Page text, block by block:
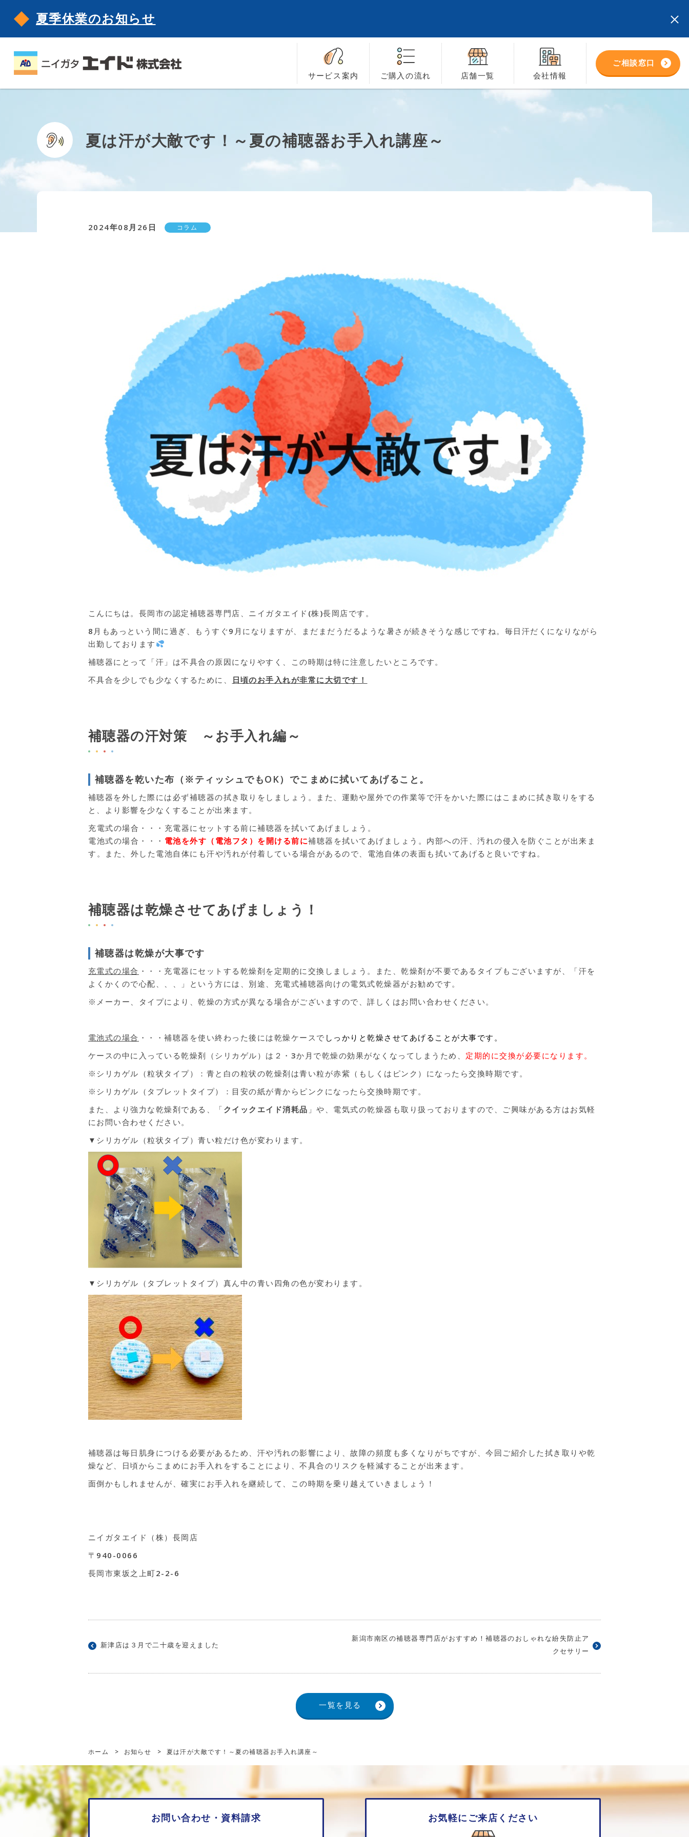
夏季休業のお知らせ
サービス 案内 ご購入の流れ 店舗一覧 会社情報
ご相談窓口
夏は汗が大敵です！～夏の補聴器お手入れ講座～
2024年08月26日 コラム
こんにちは。長岡市の認定補聴器専門店、ニイガタエイド(株)長岡店です。
8月もあっという間に過ぎ、もうすぐ9月になりますが、まだまだうだるような暑さが続きそうな感じですね。毎日汗だくになりながら
出勤しております
補聴器にとって「汗」は不具合の原因になりやすく、この時期は特に注意したいところです。
不具合を少しでも少なくするために、
日頃のお手入れが非常に大切です！
補聴器の汗対策 ～お手入れ編～
補聴器を乾いた布（※ティッシュでもOK）でこまめに拭いてあげること。
補聴器を外した際には必ず補聴器の拭き取りをしましょう。また、運動や屋外での作業等で汗をかいた際にはこまめに拭き取りをする
と、より影響を少なくすることが出来ます。
充電式の場合・・・充電器にセットする前に補聴器を拭いてあげましょう。
電池式の場合・・・ 電池を外す（電池フタ）を開ける前に補聴器を拭いてあげましょう。内部への汗、汚れの侵入を防ぐことが出来ま
す。また、外した電池自体にも汗や汚れが付着している場合があるので、電池自体の表面も拭いてあげると良いですね。
補聴器は乾燥させてあげましょう！
補聴器は乾燥が大事です
充電式の場合 ・・・充電器にセットする乾燥剤を定期的に交換しましょう。また、乾燥剤が不要であるタイプもございますが、「汗を
よくかくので心配、、、」という方には、別途、充電式補聴器向けの電気式乾燥器がお勧めです。
※メーカー、タイプにより、乾燥の方式が異なる場合がございますので、詳しくはお問い合わせください。
電池式の場合 ・・・補聴器を使い終わった後には乾燥ケースで しっかりと乾燥させてあげることが大事です。
ケースの中に入っている乾燥剤（シリカゲル）は２・3か月で乾燥の効果がなくなってしまうため、 定期的に交換が必要になります。
※シリカゲル（粒状タイプ）：青と白の粒状の乾燥剤は青い粒が赤紫（もしくはピンク）になったら交換時期です。
※シリカゲル（タブレットタイプ）：目安の紙が青からピンクになったら交換時期です。
また、より強力な乾燥剤である、「 クイックエイド消耗品 」や、電気式の乾燥器も取り扱っておりますので、ご興味がある方はお気軽
にお問い合わせください。
▼シリカゲル（粒状タイプ）青い粒だけ色が変わります。
▼シリカゲル（タブレットタイプ）真ん中の青い四角の色が変わります。
補聴器は毎日肌身につける必要があるため、汗や汚れの影響により、故障の頻度も多くなりがちですが、今回ご紹介した拭き取りや乾
燥など、日頃からこまめにお手入れをすることにより、不具合のリスクを軽減することが出来ます。
面倒かもしれませんが、確実にお手入れを継続して、この時期を乗り越えていきましょう！
ニイガタエイド（株）長岡店
〒940-0066
長岡市東坂之上町2-2-6
新津店は３月で二十歳を迎えました
新潟市南区の補聴器専門店がおすすめ！補聴器のおしゃれな紛失防止ア
クセサリー
一覧を見る
ホーム > お知らせ > 夏は汗が大敵です！～夏の補聴器お手入れ講座～
お問い合わせ・資料請求 お気軽にご来店ください